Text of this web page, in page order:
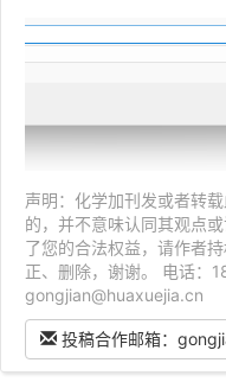
声明：化学加刊发或者转
的，并不意味认同其观点
了您的合法权益，请作者
正、删除，谢谢。 电话：
gongjian@huaxuejia.cn
投稿合作邮箱：